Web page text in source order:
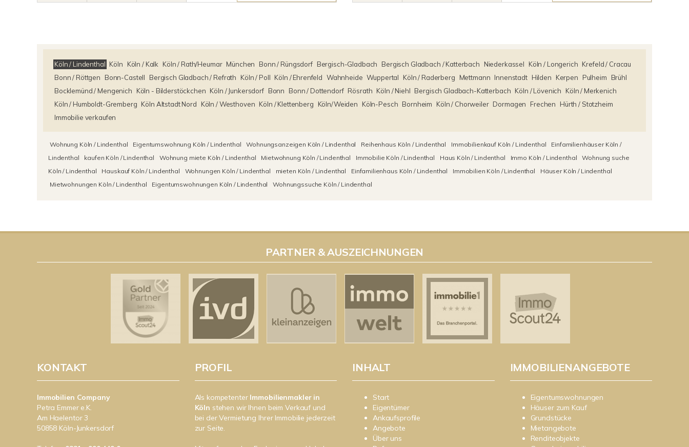
Köln / Lindenthal Köln Köln / Kalk Köln / Rath/Heumar München Bonn / Rüngsdorf Bergisch-Gladbach Bergisch Gladbach / Katterbach Niederkassel Köln / Longerich Krefeld / Cracau
Bonn / Röttgen
Bonn-Castell Bergisch Gladbach / Refrath Köln / Poll Köln / Ehrenfeld Wahnheide Wuppertal Köln / Raderberg Mettmann Innenstadt Hilden Kerpen Pulheim
Brühl
Bocklemünd / Mengenich
Köln - Bilderstöckchen Köln / Junkersdorf Bonn Bonn / Dottendorf Rösrath Köln / Niehl Bergisch Gladbach-Katterbach Köln / Lövenich
Köln / Merkenich
Köln / Humboldt-Gremberg Köln Altstadt Nord Köln / Westhoven Köln / Klettenberg Köln/Weiden Köln-Pesch Bornheim Köln / Chorweiler Dormagen Frechen
Hürth / Stotzheim
Immobilie verkaufen
Wohnung Köln / Lindenthal Eigentumswohnung Köln / Lindenthal Wohnungsanzeigen Köln / Lindenthal Reihenhaus Köln / Lindenthal Immobilienkauf Köln / Lindenthal
Einfamilienhäuser Köln /
Lindenthal
kaufen Köln / Lindenthal Wohnung miete Köln / Lindenthal Mietwohnung Köln / Lindenthal Immobilie Köln / Lindenthal Haus Köln / Lindenthal Immo Köln / Lindenthal
Wohnung suche
Köln / Lindenthal
Hauskauf Köln / Lindenthal Wohnungen Köln / Lindenthal mieten Köln / Lindenthal Einfamilienhaus Köln / Lindenthal Immobilien Köln / Lindenthal
Häuser Köln / Lindenthal
Mietwohnungen Köln / Lindenthal
Eigentumswohnungen Köln / Lindenthal Wohnungssuche Köln / Lindenthal
PARTNER & AUSZEICHNUNGEN
KONTAKT
Immobilien Company
Petra Emmer e.K.
Am Haelentor 3
50858 Köln-Junkersdorf
PROFIL
Als kompetenter Immobilienmakler in
Köln stehen wir Ihnen beim Verkauf und
bei der Vermietung Ihrer Immobilie jederzeit
zur Seite.
INHALT
Start
Eigentümer
Ankaufsprofile
Angebote
Über uns
IMMOBILIENANGEBOTE
Eigentumswohnungen
Häuser zum Kauf
Grundstücke
Mietangebote
Renditeobjekte